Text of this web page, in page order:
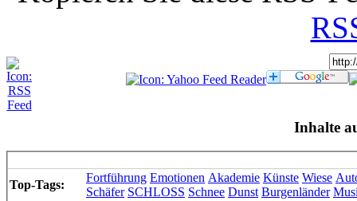
Inhalte
Top-Tags:
Fortführung Emotionen Akademie Künste Wiese
Schäfer SCHLOSS Schnee Dunst Burgenländer